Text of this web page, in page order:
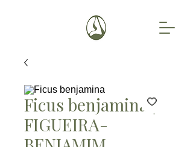
Ficus benjamina |
FIGUEIRA-